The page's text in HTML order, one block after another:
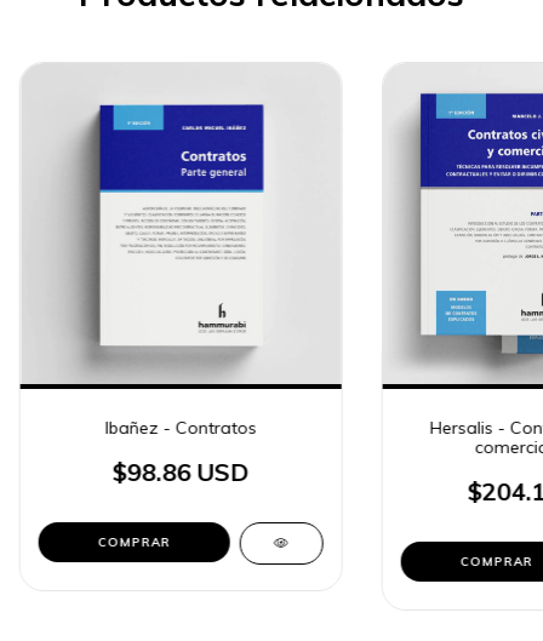
Ibañez - Contratos
$98.86 USD
COMPRAR
Hersalis -
COMPRAR